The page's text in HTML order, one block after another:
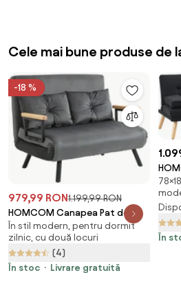
Cele mai bune produse de
-18 %
979,99 RON1.199,99 RON
HOMCOM Canapea Pat de 2
Locuri cu Spătar Reglabil pe 5
Nivele și 2 Perne din Material
Capitonat, 102x73x81 cm, Gri
Închis | Aosom Romania
În stil modern, pentru dormit
zilnic, cu două locuri
(4)
În stoc
Livrare gratuită
cu 3
și
În